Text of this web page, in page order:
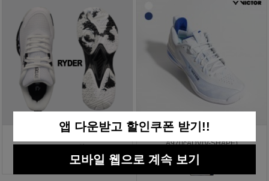
라이더 배드민턴화 RBS-8
빅터 배드민턴화 올라운드
A970cADV(V-SHAPE)
219,000원
앱 다운받고 할인쿠폰 받기!!
모바일 웹으로 계속 보기